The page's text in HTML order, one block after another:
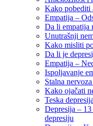
Kako pobediti
Empatija –
Da li empatija
Unutrašnji
Kako misliti
Da li je
Empatija –
Ispoljavanje
Stalna
Kako ojačati
Teska
Depresija –
depresiju